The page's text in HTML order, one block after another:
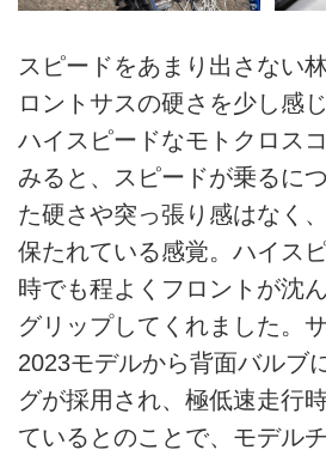
スピードをあまり出さない
ロントサスの硬さを少し感
ハイスピードなモトクロス
みると、スピードが乗るに
た硬さや突っ張り感はなく
保たれている感覚。ハイス
時でも程よくフロントが沈
グリップしてくれました。
2023モデルから背面バルブ
グが採用され、極低速走行
ているとのことで、モデル